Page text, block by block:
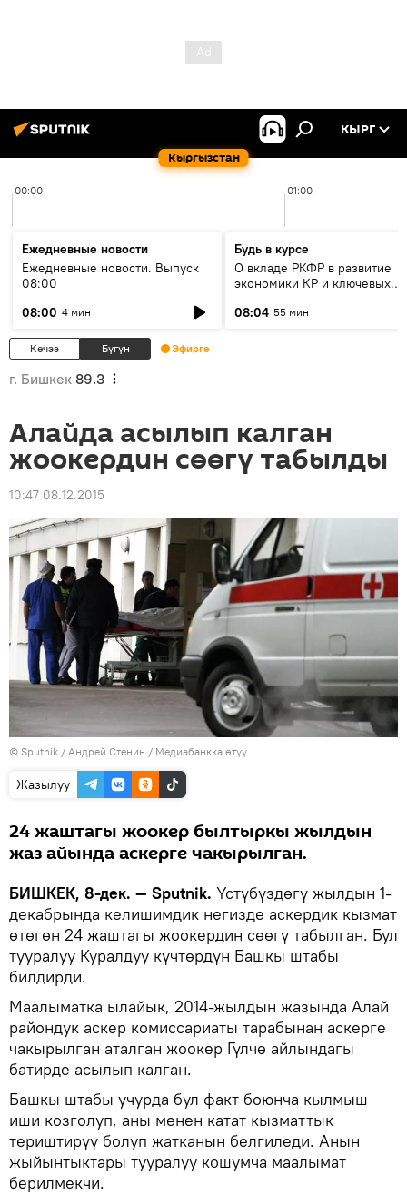
Кыргызстан
КЫРГ
00:00 01:00
Ежедневные новости
Ежедневные новости. Выпуск
08:00
08:00 4 мин
Будь в курсе
О вкладе РКФР в развитие
экономики КР и ключевых
08:04 55 мин
Кечээ Бүгүн Эфирге
г. Бишкек 89.3
Алайда асылып калган
жоокердин сөөгү табылды
10:47 08.12.2015
© Sputnik / Андрей Стенин / Медиабанкка өтүү
Жазылуу
24 жаштагы жоокер былтыркы жылдын
жаз айында аскерге чакырылган.
БИШКЕК, 8-дек. — Sputnik. Үстүбүздөгү жылдын 1-
декабрында келишимдик негизде аскердик кызмат
өтөгөн 24 жаштагы жоокердин сөөгү табылган. Бул
тууралуу Куралдуу күчтөрдүн Башкы штабы
билдирди.
Маалыматка ылайык, 2014-жылдын жазында Алай
райондук аскер комиссариаты тарабынан аскерге
чакырылган аталган жоокер Гүлчө айлындагы
батирде асылып калган.
Башкы штабы учурда бул факт боюнча кылмыш
иши козголуп, аны менен катат кызматтык
териштирүү болуп жатканын белгиледи. Анын
жыйынтыктары тууралуу кошумча маалымат
берилмекчи.